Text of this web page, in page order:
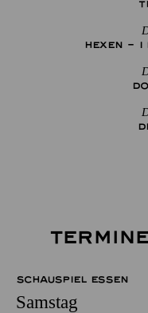
HEXEN – I
SCHAUSPIEL ESSEN
Samstag